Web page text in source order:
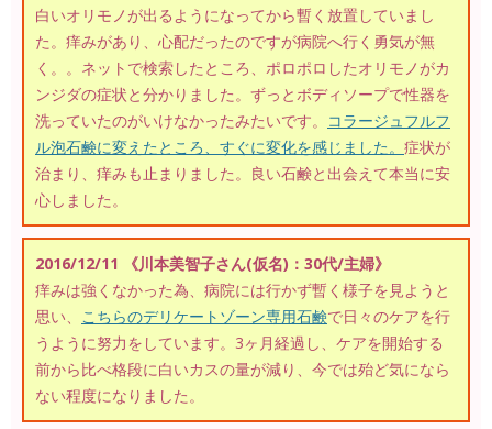
白いオリモノが出るようになってから暫く放置していまし
た。痒みがあり、心配だったのですが病院へ行く勇気が無
く。。ネットで検索したところ、ポロポロしたオリモノがカ
ンジダの症状と分かりました。ずっとボディソープで性器を
洗っていたのがいけなかったみたいです。 コラージュフルフ
ル泡石鹸に変えたところ、すぐに変化を感じました。 症状が
治まり、痒みも止まりました。良い石鹸と出会えて本当に安
心しました。
2016/12/11 《川本美智子さん(仮名)：30代/主婦》
痒みは強くなかった為、病院には行かず暫く様子を見ようと
思い、 こちらのデリケートゾーン専用石鹸で日々のケアを行
うように努力をしています。3ヶ月経過し、ケアを開始する
前から比べ格段に白いカスの量が減り、今では殆ど気になら
ない程度になりました。